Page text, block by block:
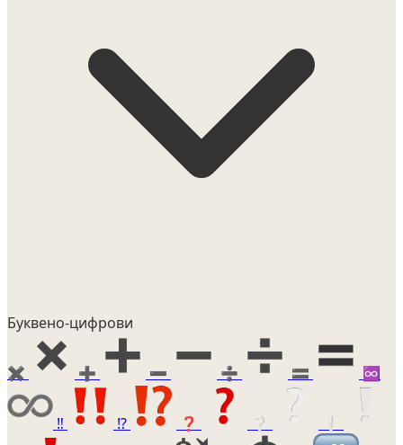
Буквено-цифрови
✖️ ➕ ➖ ➗ 🟰 ♾️
‼️ ⁉️ ❓ ❔ ❕